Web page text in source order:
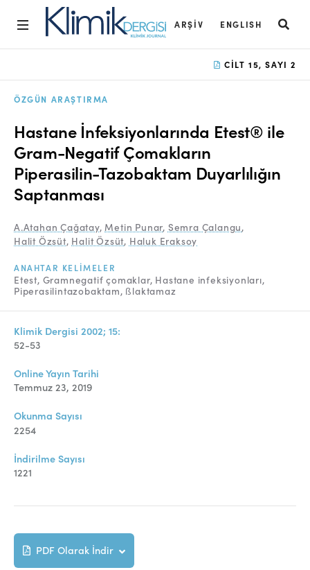
ARŞIV ENGLISH
Arşiv
Amaç ve Kapsam
Açık Erişim İlkesi
Yayın Kurulu
Etik İlkeler
Editoryal Süreç
Yazarlara Bilgi
Online Makale Gönderimi
Dizinler
Telif Hakları
İletişim
CILT 15, SAYI 2
ÖZGÜN ARAŞTIRMA
Hastane İnfeksiyonlarında Etest® ile
Gram-Negatif Çomakların
Piperasilin-Tazobaktam Duyarlılığın
Saptanması
A.Atahan Çağatay,Metin Punar, Semra Çalangu,
Halit Özsüt, Halit Özsüt, Haluk Eraksoy
ANAHTAR KELIMELER
Etest Gramnegatif çomaklar Hastane infeksiyonları
Piperasilintazobaktam ßlaktamaz
Klimik Dergisi 2002; 15:
52-53
Online Yayın Tarihi
Temmuz 23, 2019
Okunma Sayısı
2254
İndirilme Sayısı
1221
PDF Olarak İndir